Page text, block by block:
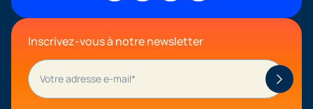
Inscrivez-vous à notre newsletter